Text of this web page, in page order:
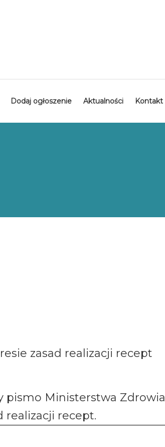
Dodaj ogłoszenie Aktualności Kontakt
zasad realizacji recept
pismo Ministerstwa Zdrowia
realizacji recept.